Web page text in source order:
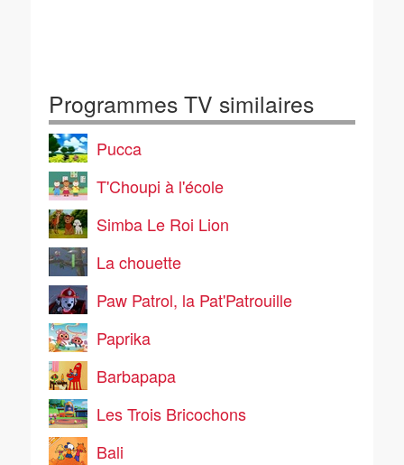
Programmes TV similaires
Pucca
T'Choupi à l'école
Simba Le Roi Lion
La chouette
Paw Patrol, la Pat'Patrouille
Paprika
Barbapapa
Les Trois Bricochons
Bali